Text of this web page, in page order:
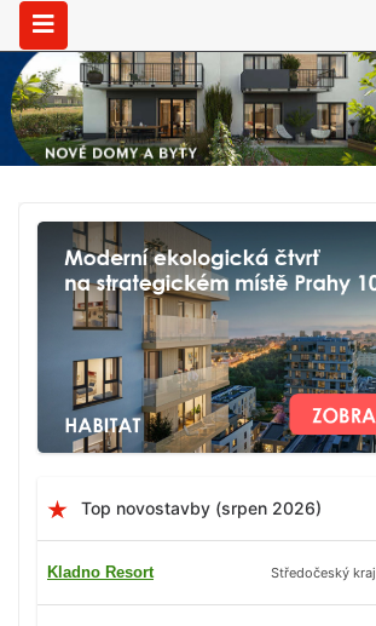
Top novostavby (srpen 2026)
Kladno Resort Středočeský kraj